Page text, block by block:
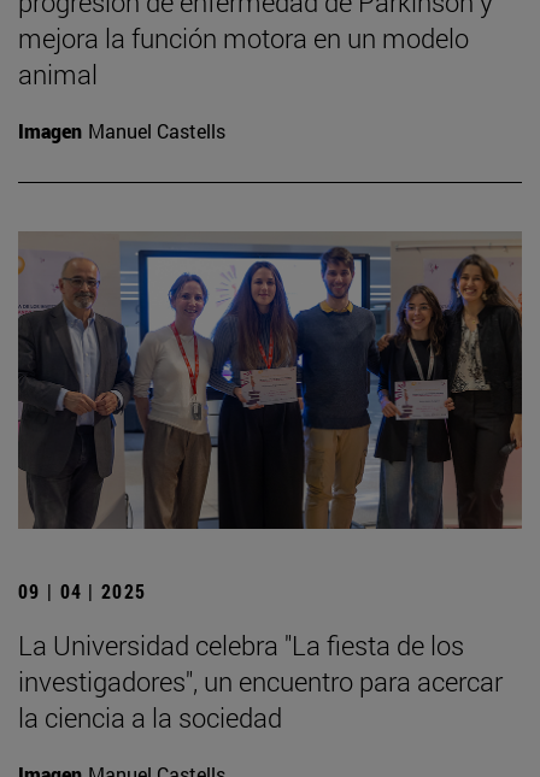
mejora la función motora en un modelo
animal
Imagen Manuel Castells
09 | 04 | 2025
La Universidad celebra "La fiesta de los
investigadores", un encuentro para acercar
la ciencia a la sociedad